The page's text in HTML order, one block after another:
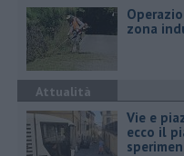
zona
Attualità
Vie e
ecco il